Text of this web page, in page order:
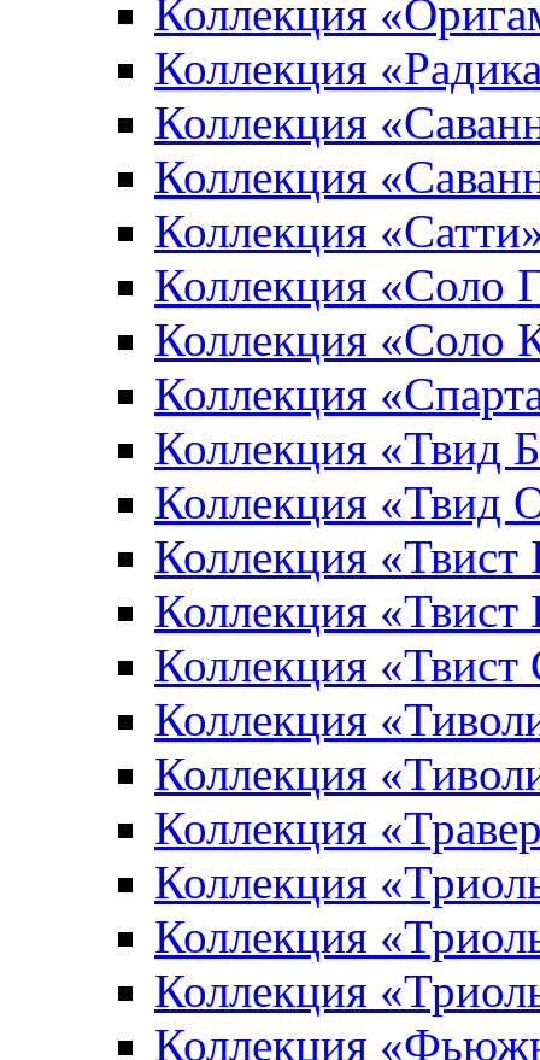
Коллекция
Коллекция
Коллекция
Коллекция
Коллекция
Коллекция «Соло
Коллекция «Соло
Коллекция
Коллекция «Твид
Коллекция «Твид
Коллекция
Коллекция
Коллекция
Коллекция
Коллекция
Коллекция
Коллекция
Коллекция
Коллекция
Коллекция